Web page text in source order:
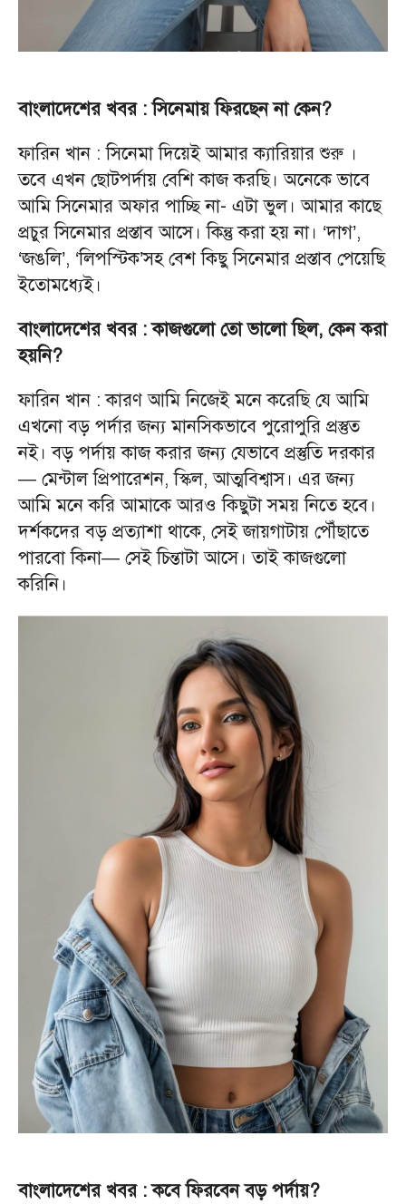
বাংলাদেশের খবর : সিনেমায় ফিরছেন না কেন?
ফারিন খান : সিনেমা দিয়েই আমার ক্যারিয়ার শুরু ।
তবে এখন ছোটপর্দায় বেশি কাজ করছি। অনেকে ভাবে
আমি সিনেমার অফার পাচ্ছি না- এটা ভুল। আমার কাছে
প্রচুর সিনেমার প্রস্তাব আসে। কিন্তু করা হয় না। ‘দাগ’,
‘জঙলি’, ‘লিপস্টিক’সহ বেশ কিছু সিনেমার প্রস্তাব পেয়েছি
ইতোমধ্যেই।
বাংলাদেশের খবর : কাজগুলো তো ভালো ছিল, কেন করা
হয়নি?
ফারিন খান : কারণ আমি নিজেই মনে করেছি যে আমি
এখনো বড় পর্দার জন্য মানসিকভাবে পুরোপুরি প্রস্তুত
নই। বড় পর্দায় কাজ করার জন্য যেভাবে প্রস্তুতি দরকার
— মেন্টাল প্রিপারেশন, স্কিল, আত্মবিশ্বাস। এর জন্য
আমি মনে করি আমাকে আরও কিছুটা সময় নিতে হবে।
দর্শকদের বড় প্রত্যাশা থাকে, সেই জায়গাটায় পৌঁছাতে
পারবো কিনা— সেই চিন্তাটা আসে। তাই কাজগুলো
করিনি।
বাংলাদেশের খবর : কবে ফিরবেন বড় পর্দায়?